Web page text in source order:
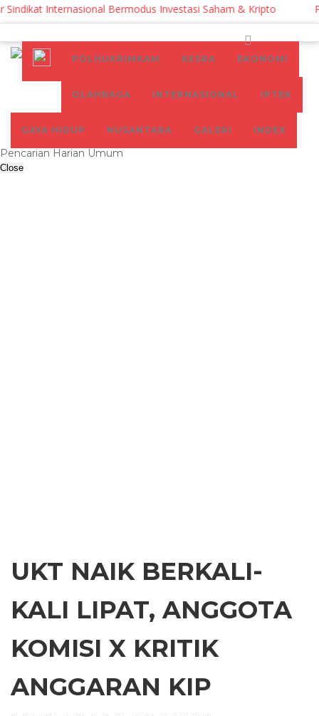
Internasional Bermodus Investasi Saham & Kripto
POLHUKRIMKAM KESRA EKONOMI
OLAHRAGA INTERNASIONAL IPTEK
GAYA HIDUP NUSANTARA GALERI INDEX
Pencarian Harian Umum
Close
UKT NAIK BERKALI-
KALI LIPAT, ANGGOTA
KOMISI X KRITIK
ANGGARAN KIP